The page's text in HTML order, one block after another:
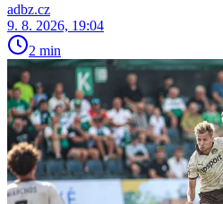
adbz.cz
9. 8. 2026, 19:04
2 min